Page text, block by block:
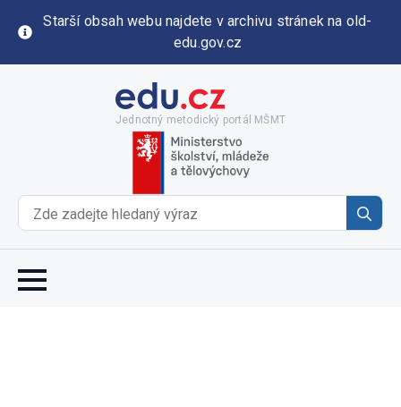
Starší obsah webu najdete v archivu stránek na old-
edu.gov.cz
Jednotný metodický portál MŠMT
for: